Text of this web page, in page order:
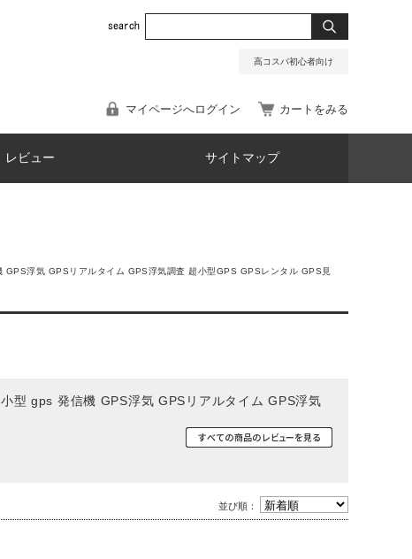
高コスパ初心者向け
マイページへログイン カートをみる
レビュー サイトマップ
浮気 GPSリアルタイム GPS浮気調査 超小型GPS GPSレンタル GPS見
型 gps 発信機 GPS浮気 GPSリアルタイム GPS浮気
並び順：